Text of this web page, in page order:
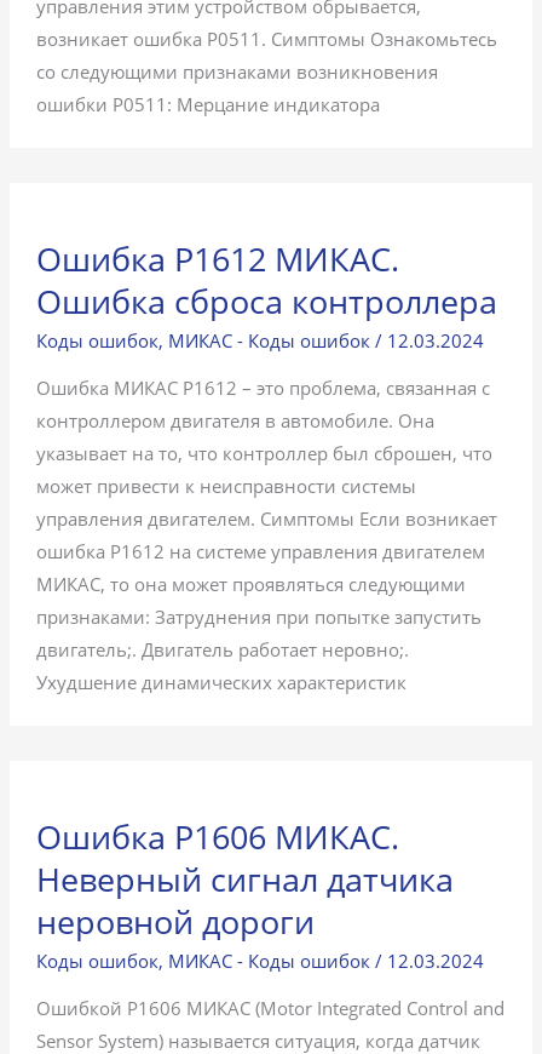
управления этим устройством обрывается,
возникает ошибка P0511. Симптомы Ознакомьтесь
со следующими признаками возникновения
ошибки P0511: Мерцание индикатора
Ошибка P1612 МИКАС.
Ошибка сброса контроллера
Коды ошибок, МИКАС - Коды ошибок/ 12.03.2024
Ошибка МИКАС P1612 – это проблема, связанная с
контроллером двигателя в автомобиле. Она
указывает на то, что контроллер был сброшен, что
может привести к неисправности системы
управления двигателем. Симптомы Если возникает
ошибка P1612 на системе управления двигателем
МИКАС, то она может проявляться следующими
признаками: Затруднения при попытке запустить
двигатель;. Двигатель работает неровно;.
Ухудшение динамических характеристик
Ошибка P1606 МИКАС.
Неверный сигнал датчика
неровной дороги
Коды ошибок, МИКАС - Коды ошибок/ 12.03.2024
Ошибкой P1606 МИКАС (Motor Integrated Control and
Sensor System) называется ситуация, когда датчик